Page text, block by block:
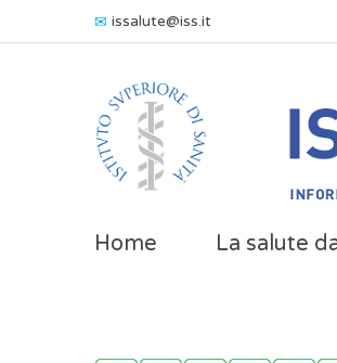
issalute@iss.it
Home La salute